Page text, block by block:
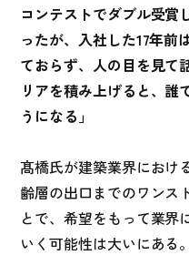
コンテストでダブル受賞
ったが、入社した17年前
ておらず、人の目を見て
リアを積み上げると、誰
うになる」
髙橋氏が建築業界におけ
齢層の出口までのワンス
とで、希望をもって業界
いく可能性は大いにある。